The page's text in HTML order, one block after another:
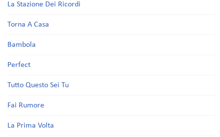
La Stazione Dei Ricordi
Torna A Casa
Bambola
Perfect
Tutto Questo Sei Tu
Fai Rumore
La Prima Volta